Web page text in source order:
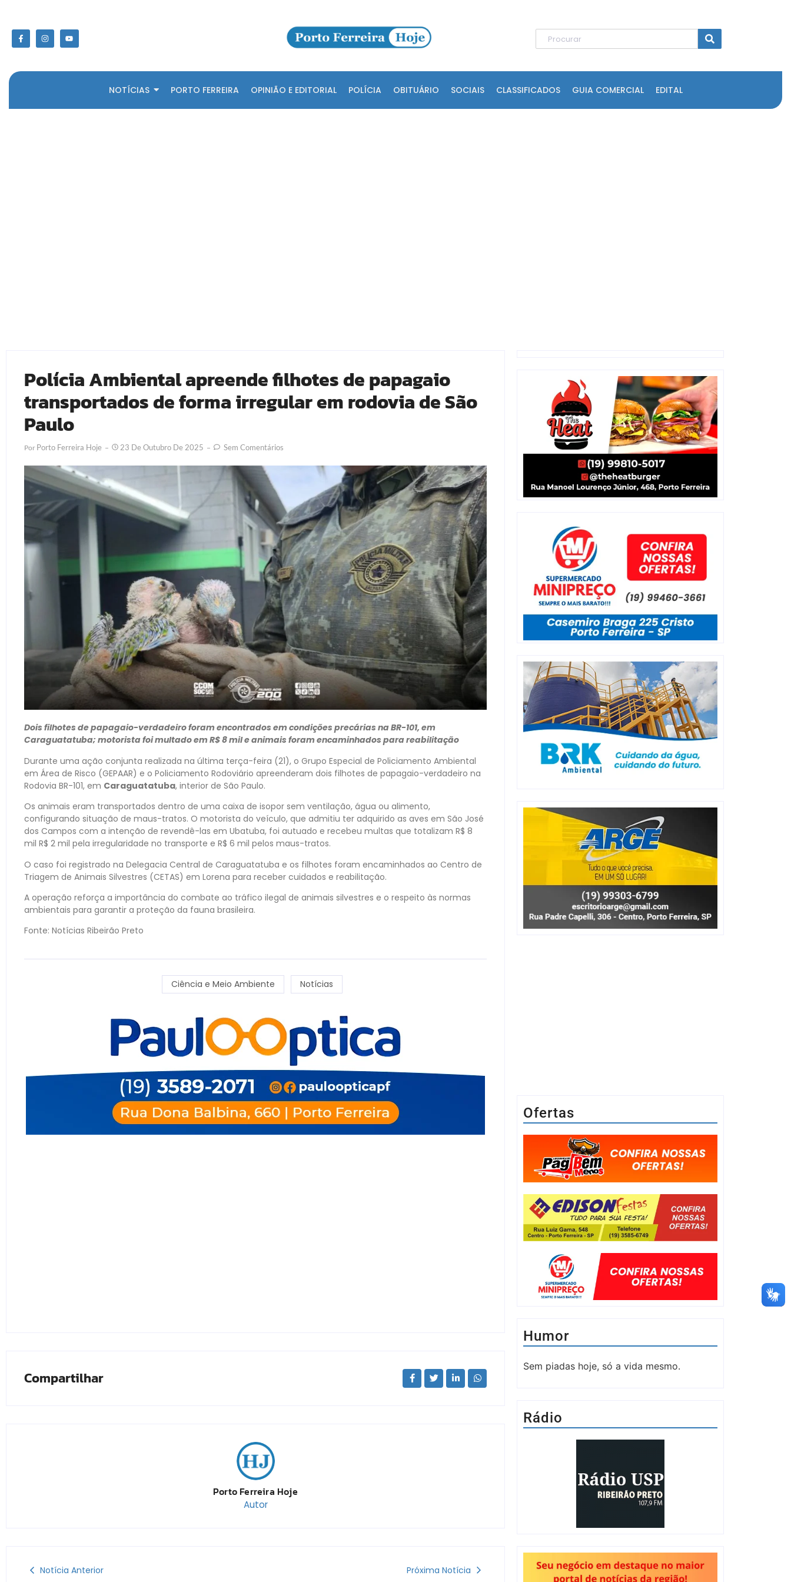
NOTÍCIAS PORTO FERREIRA OPINIÃO E EDITORIAL POLÍCIA OBITUÁRIO SOCIAIS CLASSIFICADOS GUIA COMERCIAL EDITAL
Polícia Ambiental apreende filhotes de papagaio
transportados de forma irregular em rodovia de São
Paulo
Por Porto Ferreira Hoje 23 De Outubro De 2025 Sem Comentários
Dois filhotes de papagaio-verdadeiro foram encontrados em condições precárias na BR-101, em
Caraguatatuba; motorista foi multado em R$ 8 mil e animais foram encaminhados para reabilitação
Durante uma ação conjunta realizada na última terça-feira (21), o Grupo Especial de Policiamento Ambiental
em Área de Risco (GEPAAR) e o Policiamento Rodoviário apreenderam dois filhotes de papagaio-verdadeiro na
Rodovia BR-101, em Caraguatatuba, interior de São Paulo.
Os animais eram transportados dentro de uma caixa de isopor sem ventilação, água ou alimento,
configurando situação de maus-tratos. O motorista do veículo, que admitiu ter adquirido as aves em São José
dos Campos com a intenção de revendê-las em Ubatuba, foi autuado e recebeu multas que totalizam R$ 8
mil R$ 2 mil pela irregularidade no transporte e R$ 6 mil pelos maus-tratos.
O caso foi registrado na Delegacia Central de Caraguatatuba e os filhotes foram encaminhados ao Centro de
Triagem de Animais Silvestres (CETAS) em Lorena para receber cuidados e reabilitação.
A operação reforça a importância do combate ao tráfico ilegal de animais silvestres e o respeito às normas
ambientais para garantir a proteção da fauna brasileira.
Fonte: Notícias Ribeirão Preto
Ciência e Meio Ambiente Notícias
Compartilhar
Porto Ferreira Hoje
Autor
Notícia Anterior Próxima Notícia
Ofertas
Humor
Sem piadas hoje, só a vida mesmo.
Rádio